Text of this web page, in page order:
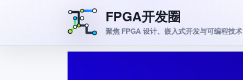
FPGA开发圈
聚焦 FPGA 设计、嵌入式开发与可编程技术